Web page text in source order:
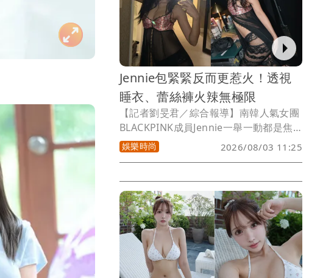
Jennie包緊緊反而更惹火！透視
睡衣、蕾絲褲火辣無極限
【記者劉旻君／綜合報導】南韓人氣女團
BLACKPINK成員Jennie一舉一動都是焦
點，近日才發布新歌、引起不少話題的
她，隨後又驚喜現身澳洲樂團Tame
舞台造型同樣火辣無極限，以透膚睡衣搭
配蕾絲褲，看似遮好遮滿的造型其實暗藏
小心機，性感指數再度爆棚。
娛樂時尚 2026/08/03 11:25